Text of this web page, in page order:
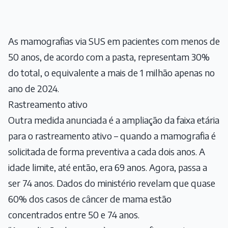
As mamografias via SUS em pacientes com menos de
50 anos, de acordo com a pasta, representam 30%
do total, o equivalente a mais de 1 milhão apenas no
ano de 2024.
Rastreamento ativo
Outra medida anunciada é a ampliação da faixa etária
para o rastreamento ativo – quando a mamografia é
solicitada de forma preventiva a cada dois anos. A
idade limite, até então, era 69 anos. Agora, passa a
ser 74 anos. Dados do ministério revelam que quase
60% dos casos de câncer de mama estão
concentrados entre 50 e 74 anos.